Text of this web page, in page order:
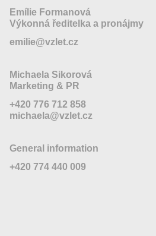
Emílie Formanová
Výkonná ředitelka a pronájmy
emilie@vzlet.cz
Michaela Sikorová
Marketing & PR
+420 776 712 858
michaela@vzlet.cz
General information
+420 774 440 009